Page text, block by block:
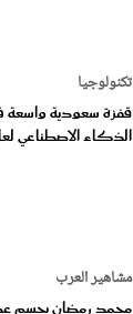
تكنولوجيا
قفزة سعودية واسعة
الذكاء الاصطناعي لعام
مشاهير العرب
محمد رمضان يحسم